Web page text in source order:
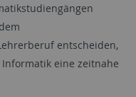
entscheiden,
eine zeitnahe